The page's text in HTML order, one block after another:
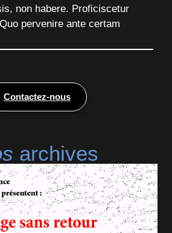
non habere. Proficiscetur
pervenire ante certam
Contactez-nous
archives